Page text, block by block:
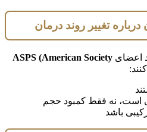
تغییر روند درمان
اعضای ASPS (American Society
است، نه فقط کمبود حجم
باشد